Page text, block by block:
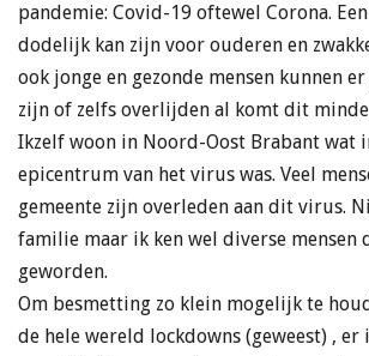
pandemie: Covid-19 oftewel Corona.
dodelijk kan zijn voor ouderen en
ook jonge en gezonde mensen kunnen
zijn of zelfs overlijden al komt dit
Ikzelf woon in Noord-Oost Brabant wat
epicentrum van het virus was. Veel
gemeente zijn overleden aan dit virus.
familie maar ik ken wel diverse mensen
geworden.
Om besmetting zo klein mogelijk te
de hele wereld lockdowns (geweest) , er